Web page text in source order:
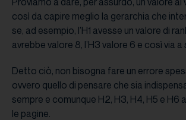
così da capire meglio la gerarchia che
se, ad esempio, l’H1 avesse un valore di
avrebbe valore 8, l’H3 valore 6 e così via a
Detto ciò, non bisogna fare un errore
ovvero quello di pensare che sia
sempre e comunque H2, H3, H4, H5 e H6
le pagine.